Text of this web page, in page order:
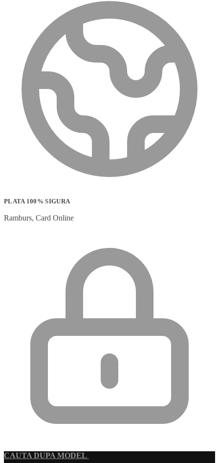
PLATA 100% SIGURA
Ramburs, Card Online
CAUTA DUPA MODEL